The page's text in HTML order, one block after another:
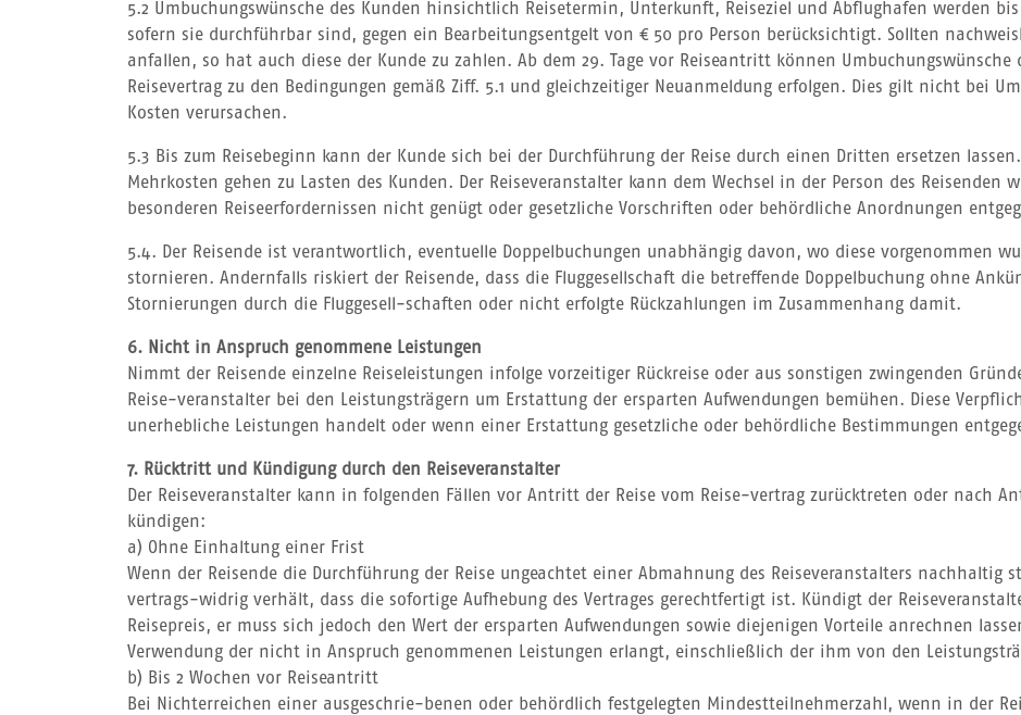
5.2 Umbuchungswünsche des Kunden hinsichtlich Reisetermin, Unterkunft, Reiseziel und Abflughafen werden
sofern sie durchführbar sind, gegen ein Bearbeitungsentgelt von € 50 pro Person berücksichtigt. Sollten
anfallen, so hat auch diese der Kunde zu zahlen. Ab dem 29. Tage vor Reiseantritt können
Reisevertrag zu den Bedingungen gemäß Ziff. 5.1 und gleichzeitiger Neuanmeldung erfolgen. Dies gilt nicht bei
Kosten verursachen.
5.3 Bis zum Reisebeginn kann der Kunde sich bei der Durchführung der Reise durch einen Dritten ersetzen
Mehrkosten gehen zu Lasten des Kunden. Der Reiseveranstalter kann dem Wechsel in der Person des Reisenden
besonderen Reiseerfordernissen nicht genügt oder gesetzliche Vorschriften oder behördliche Anordnungen
5.4. Der Reisende ist verantwortlich, eventuelle Doppelbuchungen unabhängig davon, wo diese vorgenommen
stornieren. Andernfalls riskiert der Reisende, dass die Fluggesellschaft die betreffende Doppelbuchung ohne
Stornierungen durch die Fluggesell-schaften oder nicht erfolgte Rückzahlungen im Zusammenhang damit.
6. Nicht in Anspruch genommene Leistungen
Nimmt der Reisende einzelne Reiseleistungen infolge vorzeitiger Rückreise oder aus sonstigen zwingenden
Reise-veranstalter bei den Leistungsträgern um Erstattung der ersparten Aufwendungen bemühen. Diese
unerhebliche Leistungen handelt oder wenn einer Erstattung gesetzliche oder behördliche Bestimmungen
7. Rücktritt und Kündigung durch den Reiseveranstalter
Der Reiseveranstalter kann in folgenden Fällen vor Antritt der Reise vom Reise-vertrag zurücktreten oder nach
kündigen:
a) Ohne Einhaltung einer Frist
Wenn der Reisende die Durchführung der Reise ungeachtet einer Abmahnung des Reiseveranstalters nachhaltig
vertrags-widrig verhält, dass die sofortige Aufhebung des Vertrages gerechtfertigt ist. Kündigt der
Reisepreis, er muss sich jedoch den Wert der ersparten Aufwendungen sowie diejenigen Vorteile anrechnen
Verwendung der nicht in Anspruch genommenen Leistungen erlangt, einschließlich der ihm von den
b) Bis 2 Wochen vor Reiseantritt
Bei Nichterreichen einer ausgeschrie-benen oder behördlich festgelegten Mindestteilnehmerzahl, wenn in der